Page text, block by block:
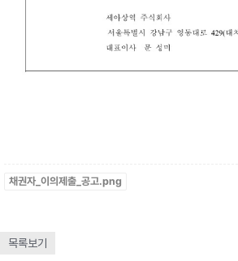
채권자_이의제출_공고.png
목록보기